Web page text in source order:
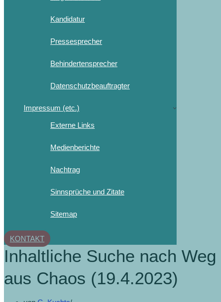
Kandidatur
Pressesprecher
Behindertensprecher
Datenschutzbeauftragter
Impressum (etc.)
Externe Links
Medienberichte
Nachtrag
Sinnsprüche und Zitate
Sitemap
KONTAKT
Inhaltliche Suche nach Weg
aus Chaos (19.4.2023)